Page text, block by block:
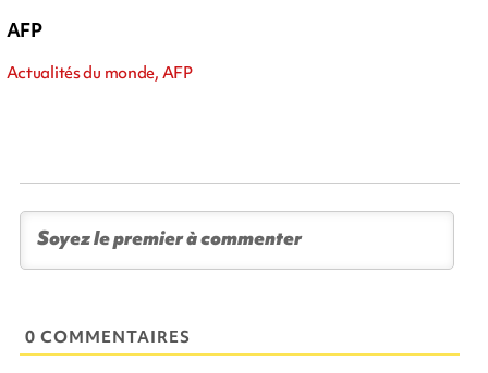
AFP
Actualités du monde, AFP
0 COMMENTAIRES